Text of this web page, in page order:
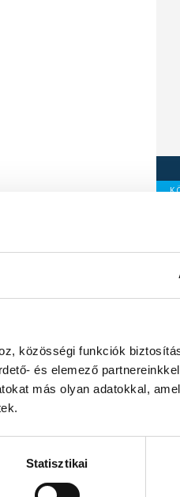
közösségi funkciók
és elemező
más olyan adatokkal,
Statisztikai